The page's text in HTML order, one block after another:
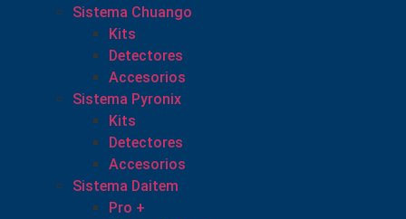
Sistema Chuango
Kits
Detectores
Accesorios
Sistema Pyronix
Kits
Detectores
Accesorios
Sistema Daitem
Pro +